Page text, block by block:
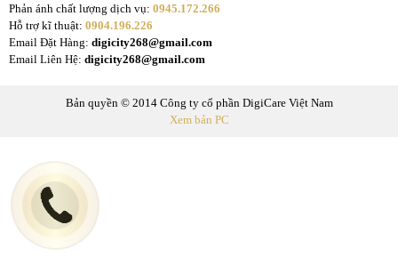
Phản ánh chất lượng dịch vụ: 0945.172.266
Hỗ trợ kĩ thuật: 0904.196.226
Email Đặt Hàng: digicity268@gmail.com
Email Liên Hệ: digicity268@gmail.com
Bản quyền © 2014 Công ty cổ phần DigiCare Việt Nam
Xem bản PC